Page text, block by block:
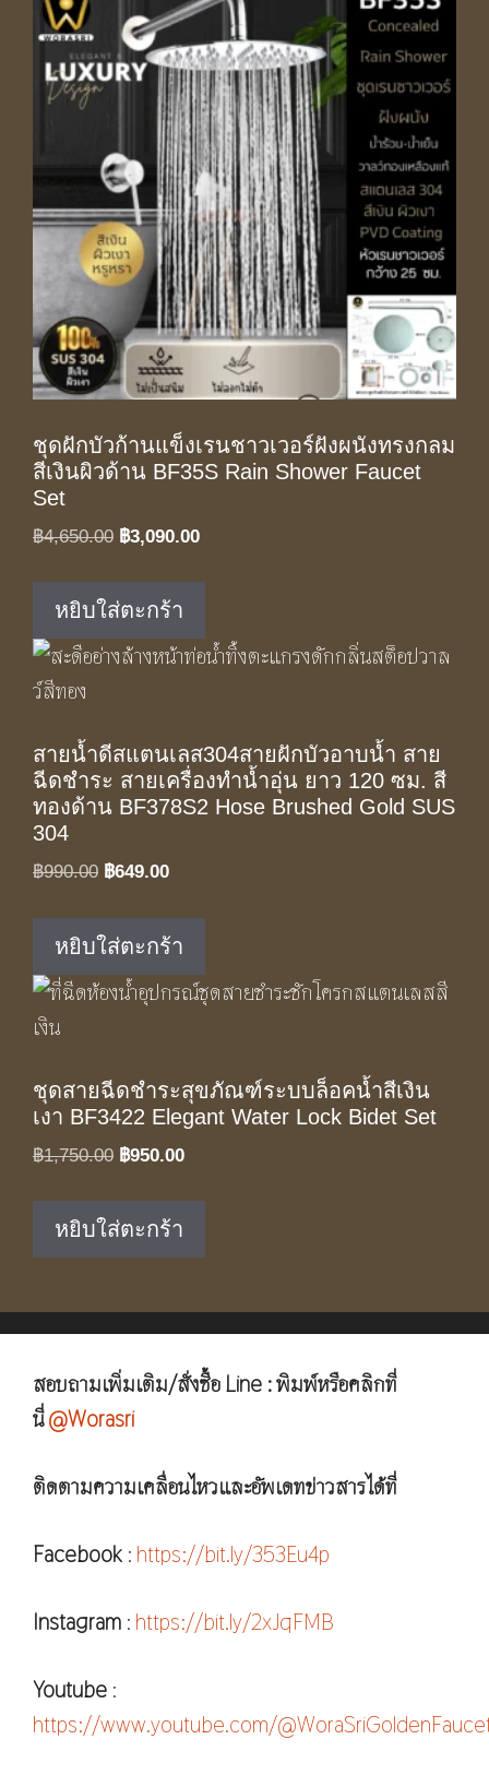
ชุดฝักบัวก้านแข็งเรนชาวเวอร์ฝังผนังทรงกลม
สีเงินผิวด้าน BF35S Rain Shower Faucet
Set
฿4,650.00 Original
฿4,650.00.
฿3,090.00Current
หยิบใส่ตะกร้า
สายน้ำดีสแตนเลส304สายฝักบัวอาบน้ำ สาย
ฉีดชำระ สายเครื่องทำน้ำอุ่น ยาว 120 ซม. สี
ทองด้าน BF378S2 Hose Brushed Gold SUS
304
฿990.00 Original
was:
฿990.00.
฿649.00Current
฿649.00.
หยิบใส่ตะกร้า
ชุดสายฉีดชำระสุขภัณฑ์ระบบล็อคน้ำสีเงิน
เงา BF3422 Elegant Water Lock Bidet Set
฿1,750.00 Original
฿1,750.00.
฿950.00Current
หยิบใส่ตะกร้า
สอบถามเพิ่มเติม/สั่งซื้อ Line : พิมพ์หรือคลิกที่
นี่@Worasri
ติดตามความเคลื่อนไหวและอัพเดทข่าวสารได้ที่
Facebook : https://bit.ly/353Eu4p
Instagram : https://bit.ly/2xJqFMB
Youtube :
https://www.youtube.com/